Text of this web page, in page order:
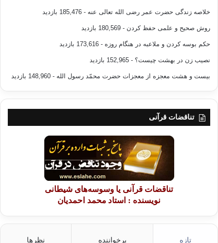
خلاصه زندگی حضرت عمر رضی الله تعالی عنه - 185,476 بازدید
روش صحیح و علمی حفظ کردن - 180,569 بازدید
حکم بوسه کردن و ملاعبه در هنگام روزه - 173,616 بازدید
نصیب زن در بهشت چیست؟ - 152,965 بازدید
بیست و هشت معجزه از معجزات حضرت محمّد رسول الله - 148,960 بازدید
تناقضات قرآنی
تناقضات قرآنی یا وسوسه‌های شیطانی
نویسنده : استاد محمد احمدیان
تازه پرخواننده نظرها